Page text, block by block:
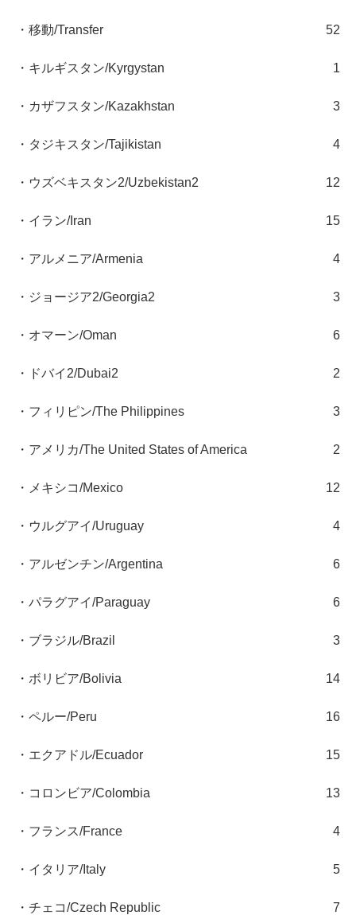
・移動/Transfer 52
・キルギスタン/Kyrgystan 1
・カザフスタン/Kazakhstan 3
・タジキスタン/Tajikistan 4
・ウズベキスタン2/Uzbekistan2 12
・イラン/Iran 15
・アルメニア/Armenia 4
・ジョージア2/Georgia2 3
・オマーン/Oman 6
・ドバイ2/Dubai2 2
・フィリピン/The Philippines 3
・アメリカ/The United States of America 2
・メキシコ/Mexico 12
・ウルグアイ/Uruguay 4
・アルゼンチン/Argentina 6
・パラグアイ/Paraguay 6
・ブラジル/Brazil 3
・ボリビア/Bolivia 14
・ペルー/Peru 16
・エクアドル/Ecuador 15
・コロンビア/Colombia 13
・フランス/France 4
・イタリア/Italy 5
・チェコ/Czech Republic 7